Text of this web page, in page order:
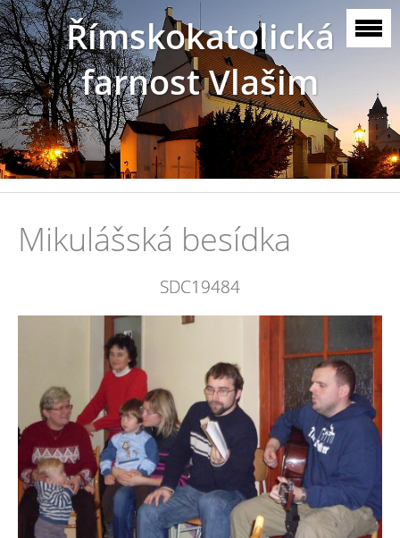
Římskokatolická
farnost Vlašim
Mikulášská besídka
SDC19484